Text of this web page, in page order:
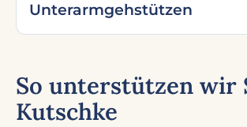
Unterarmgehstützen
So unterstützen wir
Kutschke